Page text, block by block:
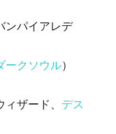
ンパイアレデ
ークソウル）
ザード、 デス